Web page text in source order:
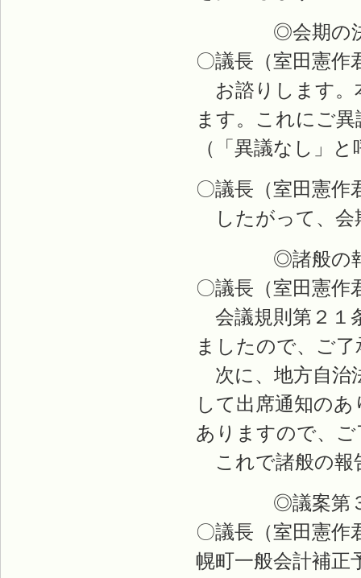
◎会期の
〇議長（室田憲
お諮りします。
ます。これにご
（「異議なし」
〇議長（室田憲
したがって、会
◎諸般の
〇議長（室田憲
会議規則第２１
ましたので、ご
次に、地方自治
して出席通知の
ありますので、
これで諸般の報
◎議案第３
〇議長（室田憲
幌町一般会計補正